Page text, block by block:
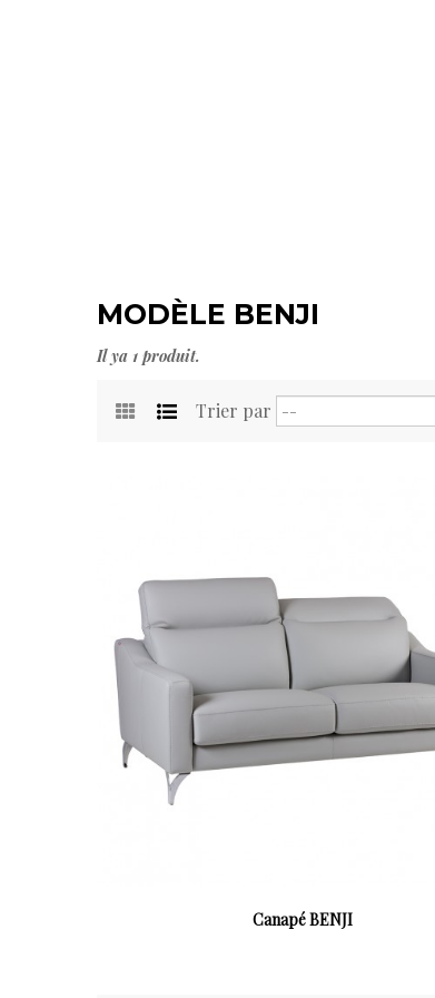
MODÈLE BENJI
Il ya 1 produit.
Trier par
Canapé BENJI